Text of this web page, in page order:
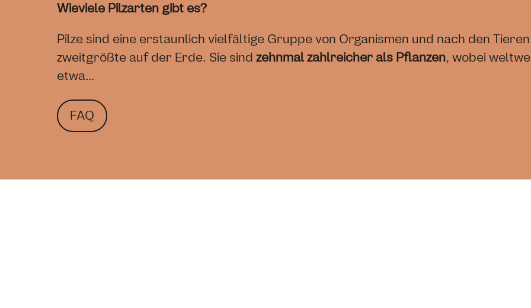
Wieviele Pilzarten gibt es?
Pilze sind eine erstaunlich vielfältige Gruppe von Organismen und nach den
zweitgrößte auf der Erde. Sie sind zehnmal zahlreicher als Pflanzen, wobei
etwa…
FAQ